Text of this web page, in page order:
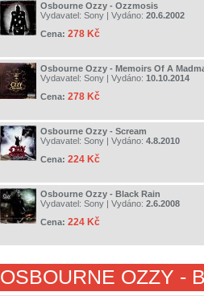
Osbourne Ozzy - Ozzmosis
Vydavatel: Sony | Vydáno: 20.6.2002
Cena: 278 Kč
Osbourne Ozzy - Memoirs Of A
Vydavatel: Sony | Vydáno: 10.10.2014
Cena: 278 Kč
Osbourne Ozzy - Scream
Vydavatel: Sony | Vydáno: 4.8.2010
Cena: 224 Kč
Osbourne Ozzy - Black Rain
Vydavatel: Sony | Vydáno: 2.6.2008
Cena: 224 Kč
OSBOURNE OZZY -